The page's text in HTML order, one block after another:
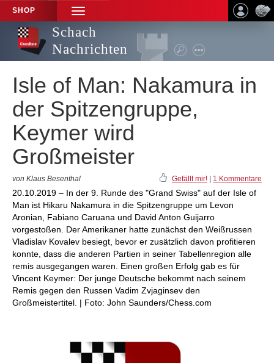
SHOP
TOGGLE
NAVIGATION
Schach
Nachrichten
Isle of Man: Nakamura in
der Spitzengruppe,
Keymer wird
Großmeister
von Klaus Besenthal Gefällt mir! 1 Kommentare
20.10.2019 – In der 9. Runde des "Grand Swiss" auf der Isle of
Man ist Hikaru Nakamura in die Spitzengruppe um Levon
Aronian, Fabiano Caruana und David Anton Guijarro
vorgestoßen. Der Amerikaner hatte zunächst den Weißrussen
Vladislav Kovalev besiegt, bevor er zusätzlich davon profitieren
konnte, dass die anderen Partien in seiner Tabellenregion alle
remis ausgegangen waren. Einen großen Erfolg gab es für
Vincent Keymer: Der junge Deutsche bekommt nach seinem
Remis gegen den Russen Vadim Zvjaginsev den
Großmeistertitel. | Foto: John Saunders/Chess.com